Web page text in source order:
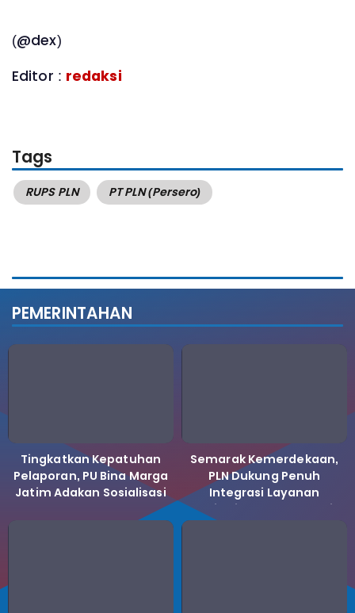
(@dex)
Editor : redaksi
Tags
RUPS PLN PT PLN (Persero)
PEMERINTAHAN
Tingkatkan Kepatuhan
Pelaporan, PU Bina Marga
Jatim Adakan Sosialisasi
Semarak Kemerdekaan,
PLN Dukung Penuh
Integrasi Layanan
Kelistrikan ke Koperasi